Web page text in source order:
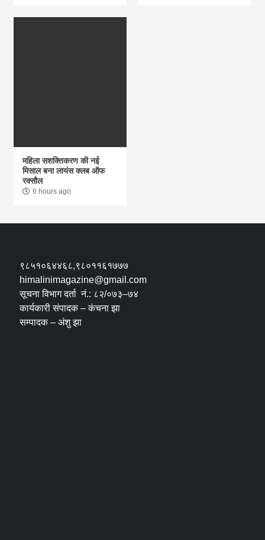
महिला सशक्तिकरण की नई
मिसाल बना लायंस क्लब ऑफ
रक्सौल
6 hours ago
९८५१०६४४६८,९८०११६१७७७
himalinimagazine@gmail.com
सूचना विभाग दर्ता नं.: ८२/०७३–७४
कार्यकारी संपादक – कंचना झा
सम्पादक – अंशु झा